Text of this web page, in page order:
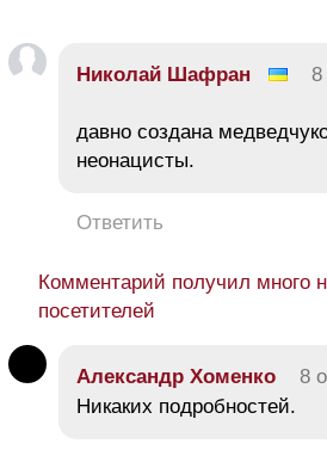
Николай Шафран 8
давно создана
неонацисты.
Ответить
Комментарий получил много
посетителей
Александр Хоменко 8
Никаких подробностей.